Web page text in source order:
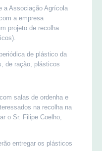
AASM
a Associação Agrícola
a empresa
projeto de recolha
de plástico da
de ração, plásticos
salas de ordenha e
na recolha na
o Sr. Filipe Coelho,
entregar os plásticos